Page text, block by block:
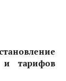
и тарифов